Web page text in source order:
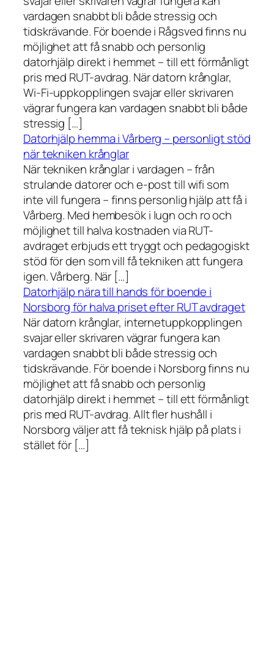
vardagen snabbt bli både stressig och
tidskrävande. För boende i Rågsved finns nu
möjlighet att få snabb och personlig
datorhjälp direkt i hemmet – till ett förmånligt
pris med RUT-avdrag. När datorn krånglar,
Wi-Fi-uppkopplingen svajar eller skrivaren
vägrar fungera kan vardagen snabbt bli både
stressig […]
Datorhjälp hemma i Vårberg – personligt stöd
när tekniken krånglar
När tekniken krånglar i vardagen – från
strulande datorer och e-post till wifi som
inte vill fungera – finns personlig hjälp att få i
Vårberg. Med hembesök i lugn och ro och
möjlighet till halva kostnaden via RUT-
avdraget erbjuds ett tryggt och pedagogiskt
stöd för den som vill få tekniken att fungera
igen. Vårberg. När […]
Datorhjälp nära till hands för boende i
Norsborg för halva priset efter RUT avdraget
När datorn krånglar, internetuppkopplingen
svajar eller skrivaren vägrar fungera kan
vardagen snabbt bli både stressig och
tidskrävande. För boende i Norsborg finns nu
möjlighet att få snabb och personlig
datorhjälp direkt i hemmet – till ett förmånligt
pris med RUT-avdrag. Allt fler hushåll i
Norsborg väljer att få teknisk hjälp på plats i
stället för […]